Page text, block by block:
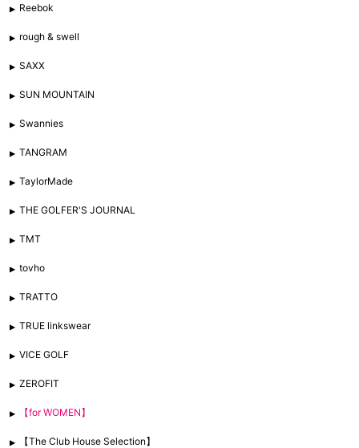
Reebok
rough & swell
SAXX
SUN MOUNTAIN
Swannies
TANGRAM
TaylorMade
THE GOLFER'S JOURNAL
TMT
tovho
TRATTO
TRUE linkswear
VICE GOLF
ZEROFIT
【for WOMEN】
【The Club House Selection】